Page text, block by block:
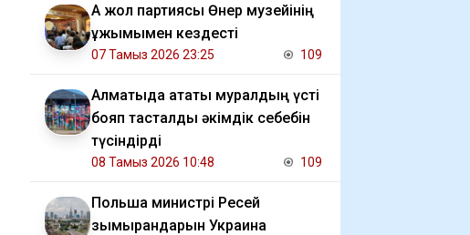
Ақ жол партиясы Өнер музейінің
ұжымымен кездесті
07 Тамыз 2026 23:25 109
Алматыда атақты муралдың үсті
бояп тасталды әкімдік себебін
түсіндірді
08 Тамыз 2026 10:48 109
Польша министрі Ресей
зымырандарын Украина